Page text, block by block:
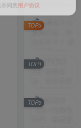
TOP3
TOP4
TOP5
示同意用户协议